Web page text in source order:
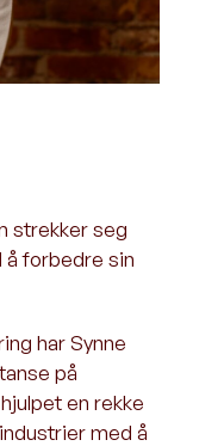
strekker seg
å forbedre sin
har Synne
på
en rekke
med å